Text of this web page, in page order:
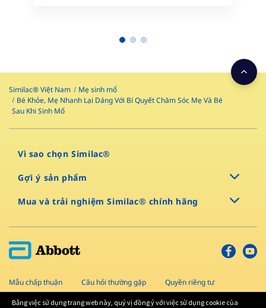
Similac® Việt Nam
Mẹ sinh mổ
Bé Khỏe, Mẹ Nhanh Lại Dáng Với Bí Quyết Chăm Sóc Mẹ Và Bé
Sau Khi Sinh Mổ
Vì sao chọn Similac®
Gợi ý sản phẩm
Mua và trải nghiệm Similac® chính hãng
Mẫu chấp thuận Câu hỏi thường gặp
Quyền riêng tư
Sơ đồ trang
Điều khoản và điều kiện Liên hệ
Bằng việc sử dụng trang web này, quý vị đồng ý với việc sử dụng cookie của